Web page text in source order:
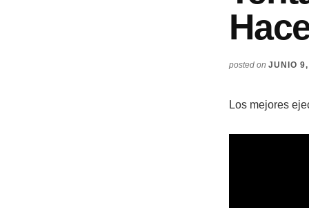
posted on JUNIO
Los mejores